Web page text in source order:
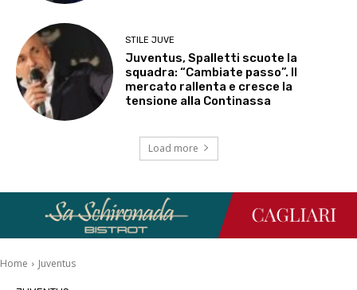
STILE JUVE
Juventus, Spalletti scuote la
squadra: “Cambiate passo”. Il
mercato rallenta e cresce la
tensione alla Continassa
Load more